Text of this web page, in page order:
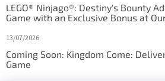
LEGO® Ninjago®: Destiny's Bounty
Game with an Exclusive Bonus at
13/07/2026
Coming Soon: Kingdom Come:
Game